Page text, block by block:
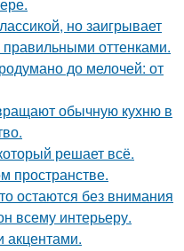
но заигрывает
оттенками.
до мелочей: от
обычную кухню в
решает всё.
пространстве.
остаются без внимания
всему интерьеру.
акцентами.